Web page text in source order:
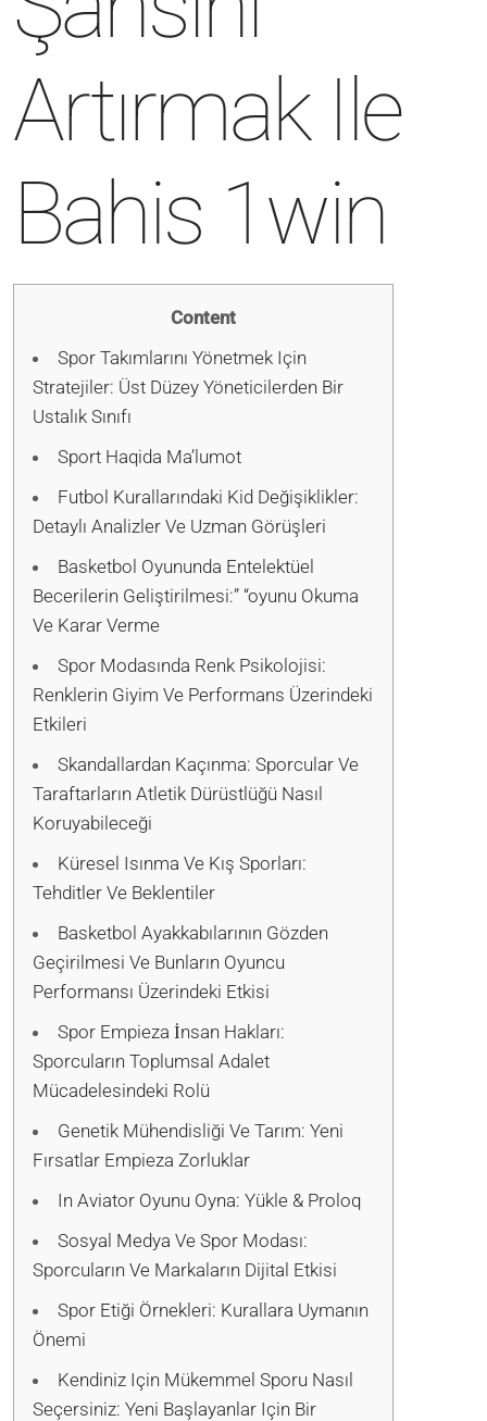
Artırmak Ile
Bahis 1win
Content
Spor Takımlarını Yönetmek Için
Stratejiler: Üst Düzey Yöneticilerden Bir
Ustalık Sınıfı
Sport Haqida Ma’lumot
Futbol Kurallarındaki Kid Değişiklikler:
Detaylı Analizler Ve Uzman Görüşleri
Basketbol Oyununda Entelektüel
Becerilerin Geliştirilmesi:” “oyunu Okuma
Ve Karar Verme
Spor Modasında Renk Psikolojisi:
Renklerin Giyim Ve Performans Üzerindeki
Etkileri
Skandallardan Kaçınma: Sporcular Ve
Taraftarların Atletik Dürüstlüğü Nasıl
Koruyabileceği
Küresel Isınma Ve Kış Sporları:
Tehditler Ve Beklentiler
Basketbol Ayakkabılarının Gözden
Geçirilmesi Ve Bunların Oyuncu
Performansı Üzerindeki Etkisi
Spor Empieza İnsan Hakları:
Sporcuların Toplumsal Adalet
Mücadelesindeki Rolü
Genetik Mühendisliği Ve Tarım: Yeni
Fırsatlar Empieza Zorluklar
In Aviator Oyunu Oyna: Yükle & Proloq
Sosyal Medya Ve Spor Modası:
Sporcuların Ve Markaların Dijital Etkisi
Spor Etiği Örnekleri: Kurallara Uymanın
Önemi
Kendiniz Için Mükemmel Sporu Nasıl
Seçersiniz: Yeni Başlayanlar Için Bir